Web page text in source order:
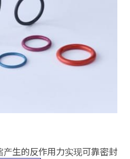
生的反作用力实现可靠密封